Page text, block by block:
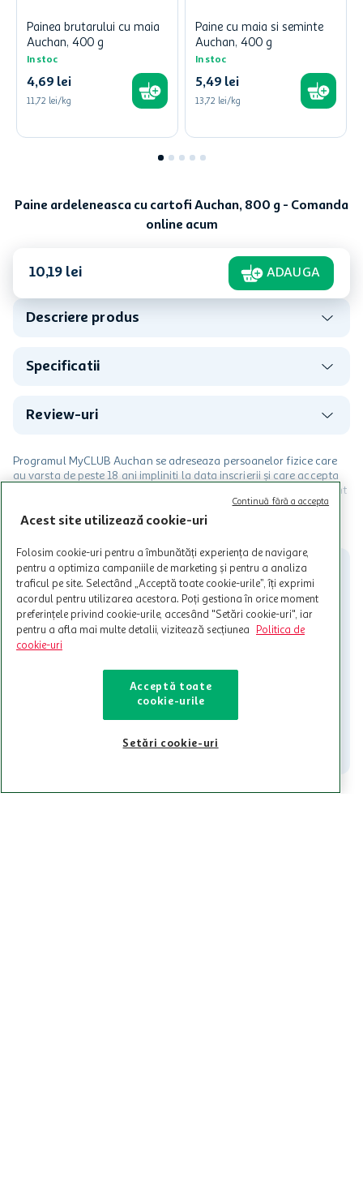
Painea brutarului cu maia
Auchan, 400 g
In stoc
4,69 lei
11,72 lei/kg
Paine cu maia si seminte
Auchan, 400 g
In stoc
5,49 lei
13,72 lei/kg
Paine ardeleneasca cu cartofi Auchan, 800 g - Comanda
online acum
10,19 lei ADAUGA
Descriere produs
Specificatii
Review-uri
Programul MyCLUB Auchan se adreseaza persoanelor fizice care
au varsta de peste 18 ani impliniti la data inscrierii și care accepta
Termenele și Condițiile Programului. Ofertele MyCLUB Auchan sunt
valabile in limita stocurilor disponibile. Beneficiile se acorda in
limita a 12 unitati / card client o singura data in perioada promotiei.
participante și pentru acțiuni promotionale indicate de Auchan si
nu poate fi utilizat in legatura cu alti comercianți sau pentru alte
activitati in afara celor mentionate in Termene si Conditii. Auchan
nu raspunde pentru imposibilitatea utilizarii Cardului in perioada in
care aceste este suspendat sau in perioada in care sunt efectuate
intretineri sau reparatii tehnice la sistemul de utilizarea al Cardului.
CITESTE MAI MULT
Iti stam mereu la dispozitie.
021-9141 contact@auchan.ro
Contact
Acest site utilizează cookie-uri
Folosim cookie-uri pentru a îmbunătăți experiența de navigare,
pentru a optimiza campaniile de marketing și pentru a analiza
traficul pe site. Selectând „Acceptă toate cookie-urile”, îți exprimi
acordul pentru utilizarea acestora. Poți gestiona în orice moment
preferințele privind cookie-urile, accesând "Setări cookie-uri", iar
pentru a afla mai multe detalii, vizitează secțiunea
Politica de
cookie-uri
Acceptă toate
cookie-urile
Setări cookie-uri
Continuă fără a accepta